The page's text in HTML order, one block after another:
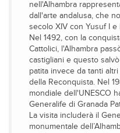
nell'Alhambra
dall'arte andalusa, che
secolo XIV con Yusuf I e
Nel 1492, con la
Cattolici, l'Alhambra
castigliani e questo
patita invece da tanti
della Reconquista. Nel
mondiale dell'UNESCO
Generalife di Granada
La visita includerà il
monumentale